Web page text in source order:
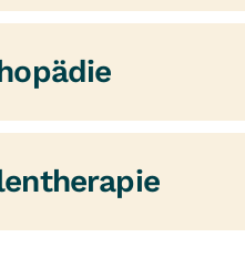
der
von
Wärme-/